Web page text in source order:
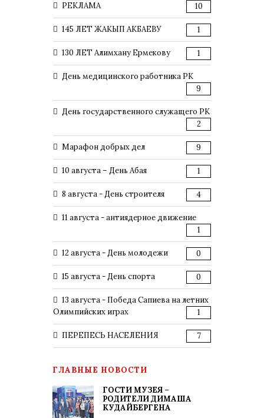
РЕКЛАМА 10
145 ЛЕТ ЖАКЫП АКБАЕВУ 1
130 ЛЕТ Алимхану Ермекову 1
День медицинского работника РК
9
День государственного служащего РК
2
Марафон добрых дел 9
10 августа – День Абая 1
8 августа - День строителя 4
11 августа - антиядерное движение
1
12 августа - День молодежи 0
15 августа - День спорта 0
13 августа - Победа Сапиева на летних
Олимпийских играх
1
ПЕРЕПЕСЬ НАСЕЛЕНИЯ 7
ГЛАВНЫЕ НОВОСТИ
ГОСТИ МУЗЕЯ –
РОДИТЕЛИ ДИМАША
КУДАЙБЕРГЕНА